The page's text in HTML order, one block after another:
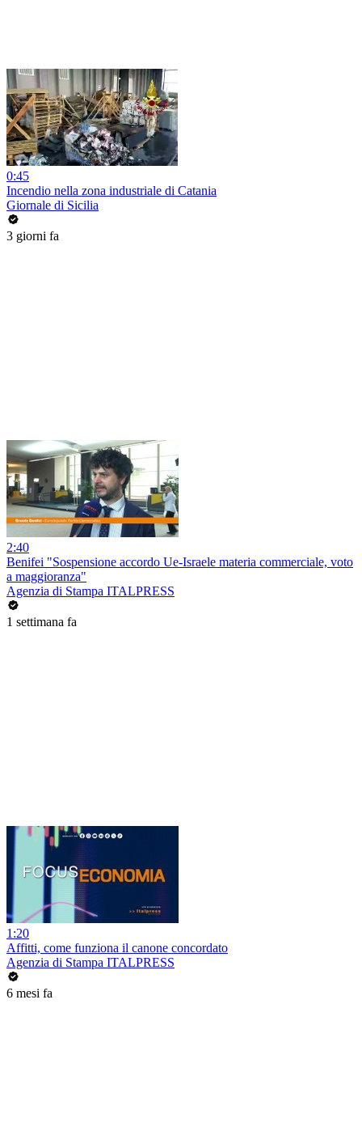
0:45
Incendio nella zona industriale di Catania
Giornale di Sicilia
3 giorni fa
2:40
Benifei "Sospensione accordo Ue-Israele materia commerciale, voto
a maggioranza"
Agenzia di Stampa ITALPRESS
1 settimana fa
1:20
Affitti, come funziona il canone concordato
Agenzia di Stampa ITALPRESS
6 mesi fa